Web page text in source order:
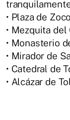
• Plaza de
• Mezquita
• Monasterio
• Mirador de
• Catedral de
• Alcázar de